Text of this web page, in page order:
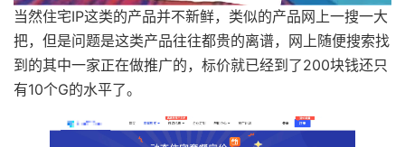
当然住宅IP这类的产品并不新鲜，类似的产品网上一搜一大
把，但是问题是这类产品往往都贵的离谱，网上随便搜索找
到的其中一家正在做推广的，标价就已经到了200块钱还只
有10个G的水平了。